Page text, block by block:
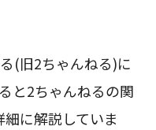
(旧2ちゃんねる)に
と2ちゃんねるの関
に解説していま